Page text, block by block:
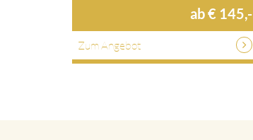
ab € 145,-
Zum Angebot